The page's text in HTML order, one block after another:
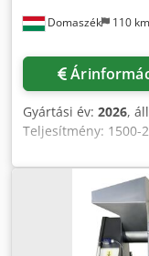
Domaszék 110 km
Gyártási év: 2026,
Teljesítmény: 1500-
V, 16 A, három
Rozsdamentes acél
275 kg - Mosó kád
100L/h beállítástól
gyorscsatlakozók -